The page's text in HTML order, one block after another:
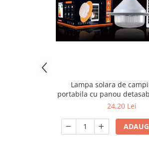
Corpuri Led lineare
Lampa solara de
portabila cu panou
mov
24,20 Lei